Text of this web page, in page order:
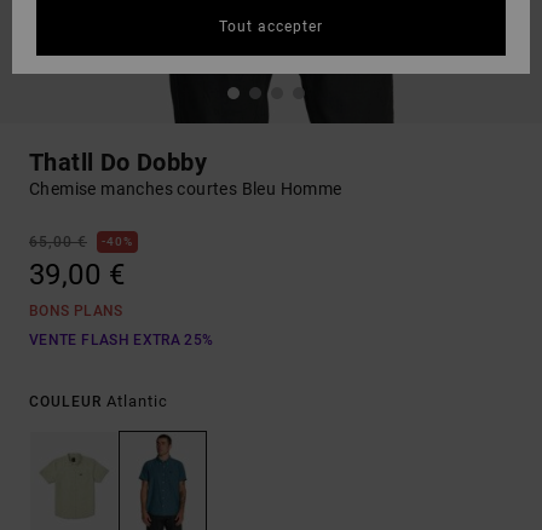
Thatll Do Dobby
Chemise manches courtes Bleu Homme
65,00 € 40%
39,00 €
BONS PLANS
VENTE FLASH EXTRA 25%
COULEUR Atlantic
Tout accepter